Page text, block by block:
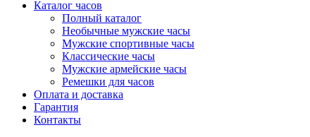
Каталог часов
Полный каталог
Необычные мужские часы
Мужские спортивные часы
Классические часы
Мужские армейские часы
Ремешки для часов
Оплата и доставка
Гарантия
Контакты